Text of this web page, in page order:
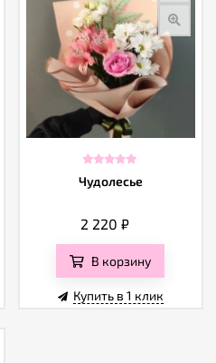
Чудолесье
2 220₽
В корзину
Купить в 1 клик